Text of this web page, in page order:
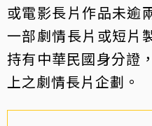
或電影長片作品未逾
一部劇情長片或短片
持有中華民國身分證
上之劇情長片企劃。